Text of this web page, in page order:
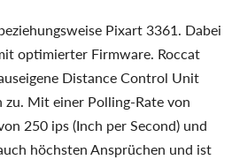
Pixart 3361. Dabei
optimierter Firmware. Roccat
Distance Control Unit
Mit einer Polling-Rate von
250 ips (Inch per Second) und
höchsten Ansprüchen und ist